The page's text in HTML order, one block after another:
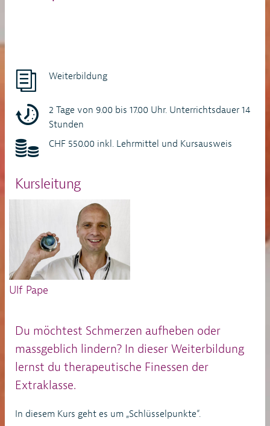
Weiterbildung
2 Tage von 9.00 bis 17.00 Uhr. Unterrichtsdauer 14
Stunden
CHF 550.00 inkl. Lehrmittel und Kursausweis
Kursleitung
Ulf Pape
Du möchtest Schmerzen aufheben oder
massgeblich lindern? In dieser Weiterbildung
lernst du therapeutische Finessen der
Extraklasse.
In diesem Kurs geht es um „Schlüsselpunkte“.